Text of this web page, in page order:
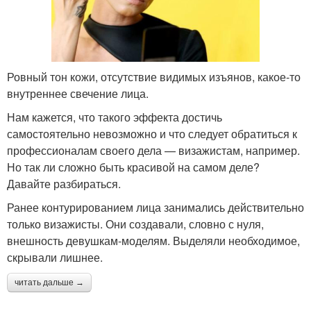
Ровный тон кожи, отсутствие видимых изъянов, какое-то
внутреннее свечение лица.
Нам кажется, что такого эффекта достичь
самостоятельно невозможно и что следует обратиться к
профессионалам своего дела — визажистам, например.
Но так ли сложно быть красивой на самом деле?
Давайте разбираться.
Ранее контурированием лица занимались действительно
только визажисты. Они создавали, словно с нуля,
внешность девушкам-моделям. Выделяли необходимое,
скрывали лишнее.
читать дальше →